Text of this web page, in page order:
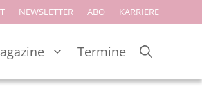
NEWSLETTER ABO KARRIERE
Termine